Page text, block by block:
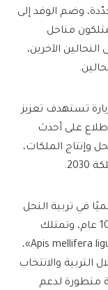
وضم الوفد إلى
مناحل
الآخرين،
تستهدف تعزيز
على أحدث
وإنتاج الملكات،
في تربية النحل
وإنتاج وتسويق الملكات، بخبرة تمتد لنحو 100 عام، وتمتلك
إيطاليا سلالة محلية متميزة تُعرف بـ«Apis mellifera ligustica»،
والانتخاب
متطورة لدعم